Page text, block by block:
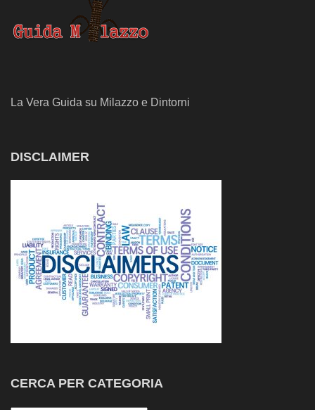
La Vera Guida su Milazzo e Dintorni
DISCLAIMER
CERCA PER CATEGORIA